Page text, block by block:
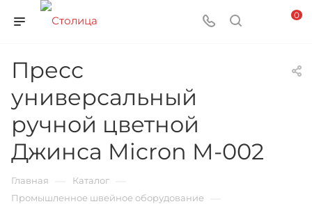
0
Пресс
универсальный
ручной цветной
Джинса Micron M-002
Главная Каталог
Промышленное швейное оборудование